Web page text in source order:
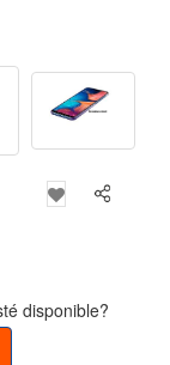
disponible?